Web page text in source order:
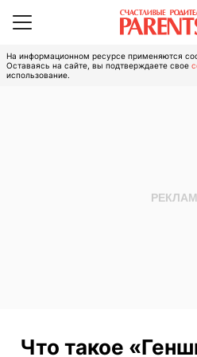
На информационном ресурсе применяются
Оставаясь на сайте, вы подтверждаете свое
использование.
Что такое